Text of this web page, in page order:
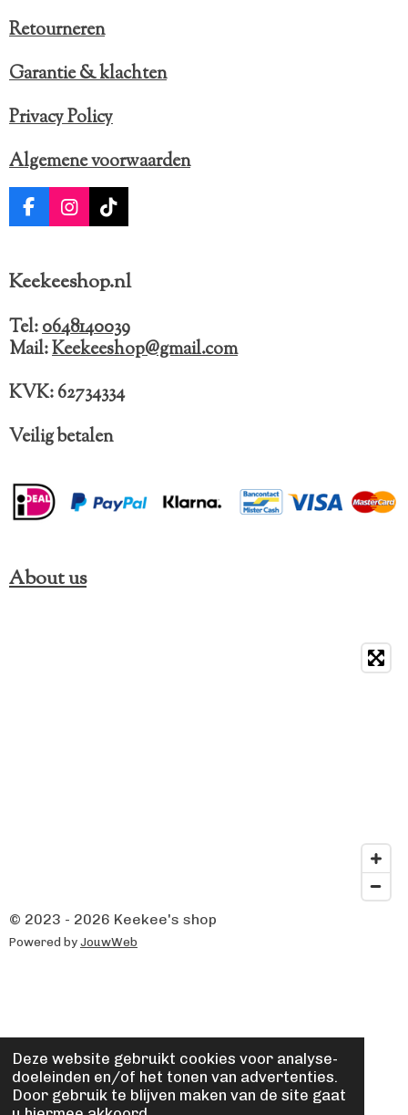
Deze website gebruikt cookies voor analyse-
doeleinden en/of het tonen van advertenties.
Door gebruik te blijven maken van de site gaat
Retourneren
Garantie & klachten
Privacy Policy
Algemene voorwaarden
F
b
o
k
I
a
r
a
m
T
o
Keekeeshop.nl
Tel:0648140039
Mail:Keekeeshop@gmail.com
KVK: 62734334
Veilig betalen
About us
© 2023 - 2026 Keekee's shop
Powered byJouwWeb